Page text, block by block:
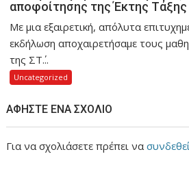
αποφοίτησης της Έκτης Τάξης
Με μια εξαιρετική, απόλυτα
εκδήλωση αποχαιρετήσαμε τους
της ΣΤ΄...
Uncategorized
ΑΦΉΣΤΕ ΈΝΑ ΣΧΌΛΙΟ
Για να σχολιάσετε πρέπει να